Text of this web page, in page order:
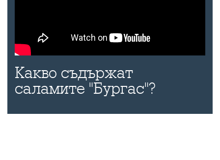
Какво съдържат
саламите "Бургас"?